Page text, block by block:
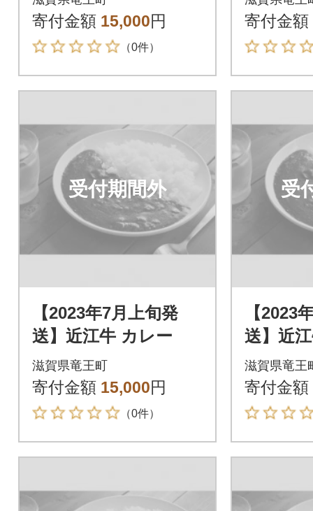
寄付金額 15,000円
（0件）
寄付金額
受付期間外
【2023年7月上旬発
送】近江牛 カレー
滋賀県竜王町
寄付金額 15,000円
（0件）
受
【2023
送】近
滋賀県竜王
寄付金額